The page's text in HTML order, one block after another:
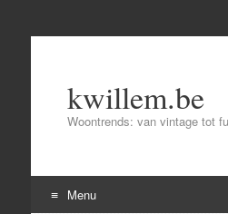
kwillem.be
Woontrends: van vintage tot
Menu